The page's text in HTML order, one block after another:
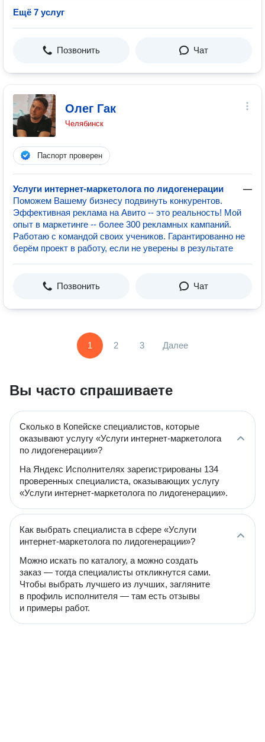
Ещё 7 услуг
Позвонить Чат
Олег Гак
Челябинск
Паспорт проверен
Услуги интернет-маркетолога по лидогенерации
—
Поможем Вашему бизнесу подвинуть конкурентов.
Эффективная реклама на Авито -- это реальность! Мой
опыт в маркетинге -- более 300 рекламных кампаний.
Работаю с командой своих учеников. Гарантированно не
берём проект в работу, если не уверены в результате
Позвонить Чат
1 2 3 Далее
Вы часто спрашиваете
Сколько в Копейске специалистов, которые
оказывают услугу «Услуги интернет-маркетолога
по лидогенерации»?
На Яндекс Исполнителях зарегистрированы 134
проверенных специалиста, оказывающих услугу
«Услуги интернет-маркетолога по лидогенерации».
Как выбрать специалиста в сфере «Услуги
интернет-маркетолога по лидогенерации»?
Можно искать по каталогу, а можно создать
заказ — тогда специалисты откликнутся сами.
Чтобы выбрать лучшего из лучших, загляните
в профиль исполнителя — там есть отзывы
и примеры работ.